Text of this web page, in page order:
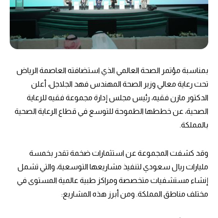
بمناسبة مؤتمر الصحة العالمي الذي استضافته العاصمة الرياض
تحت رعاية معالي وزير الصحة المهندس فهد الجلاجل، أعلن
الدكتور مازن فقيه، رئيس مجلس إدارة مجموعة فقيه للرعاية
الصحية، عن خططها الطموحة للتوسع في قطاع الرعاية الصحية
بالمملكة.
وقد كشفت المجموعة عن استثمارات ضخمة تقدر بخمسة
مليارات ريال سعودي لتنفيذ مشاريعها التوسعية، والتي تشمل
إنشاء مستشفيات متخصصة ومراكز طبية عالمية المستوى في
مختلف مناطق المملكة. ومن أبرز هذه المشاريع: